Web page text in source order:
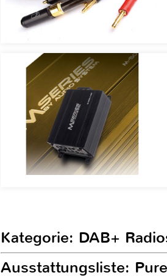
Kategorie: DAB+
Ausstattungsliste: